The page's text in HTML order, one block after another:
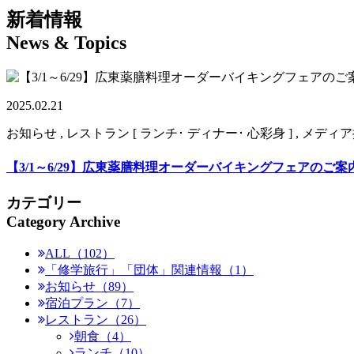
新着情報
News & Topics
2025.02.21
お知らせ , レストラン [ ランチ･ ディナー･ 心彩身 ] , メディ
【3/1～6/29】広東薬膳料理オーダーバイキングフェアのご案
カテゴリー
Category Archive
ALL（102）
「修学旅行」「団体」関連情報（1）
お知らせ（89）
宿泊プラン（7）
レストラン（26）
朝食（4）